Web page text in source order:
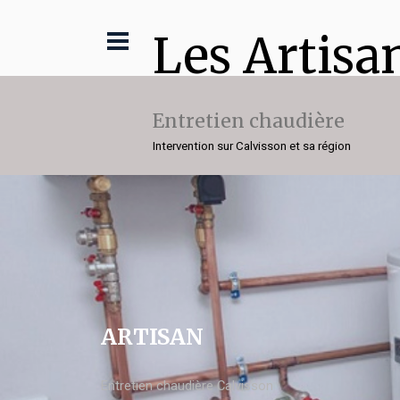
Les
Entretien chaudière
Intervention sur Calvisson et sa région
ARTISAN
Entretien chaudière Calvisson